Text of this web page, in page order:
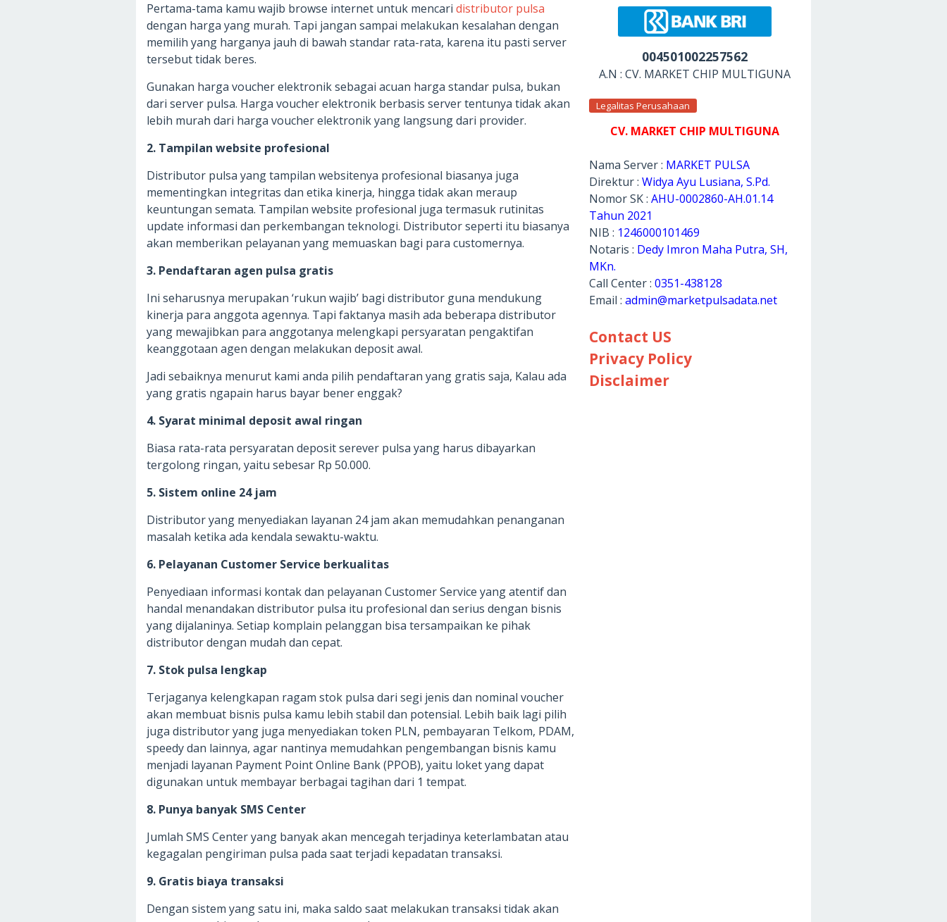
Pertama-tama kamu wajib browse internet untuk mencari distributor pulsa
dengan harga yang murah. Tapi jangan sampai melakukan kesalahan dengan
memilih yang harganya jauh di bawah standar rata-rata, karena itu pasti server
tersebut tidak beres.
Gunakan harga voucher elektronik sebagai acuan harga standar pulsa, bukan
dari server pulsa. Harga voucher elektronik berbasis server tentunya tidak akan
lebih murah dari harga voucher elektronik yang langsung dari provider.
2. Tampilan website profesional
Distributor pulsa yang tampilan websitenya profesional biasanya juga
mementingkan integritas dan etika kinerja, hingga tidak akan meraup
keuntungan semata. Tampilan website profesional juga termasuk rutinitas
update informasi dan perkembangan teknologi. Distributor seperti itu biasanya
akan memberikan pelayanan yang memuaskan bagi para customernya.
3. Pendaftaran agen pulsa gratis
Ini seharusnya merupakan ‘rukun wajib’ bagi distributor guna mendukung
kinerja para anggota agennya. Tapi faktanya masih ada beberapa distributor
yang mewajibkan para anggotanya melengkapi persyaratan pengaktifan
keanggotaan agen dengan melakukan deposit awal.
Jadi sebaiknya menurut kami anda pilih pendaftaran yang gratis saja, Kalau ada
yang gratis ngapain harus bayar bener enggak?
4. Syarat minimal deposit awal ringan
Biasa rata-rata persyaratan deposit serever pulsa yang harus dibayarkan
tergolong ringan, yaitu sebesar Rp 50.000.
5. Sistem online 24 jam
Distributor yang menyediakan layanan 24 jam akan memudahkan penanganan
masalah ketika ada kendala sewaktu-waktu.
6. Pelayanan Customer Service berkualitas
Penyediaan informasi kontak dan pelayanan Customer Service yang atentif dan
handal menandakan distributor pulsa itu profesional dan serius dengan bisnis
yang dijalaninya. Setiap komplain pelanggan bisa tersampaikan ke pihak
distributor dengan mudah dan cepat.
7. Stok pulsa lengkap
Terjaganya kelengkapan ragam stok pulsa dari segi jenis dan nominal voucher
akan membuat bisnis pulsa kamu lebih stabil dan potensial. Lebih baik lagi pilih
juga distributor yang juga menyediakan token PLN, pembayaran Telkom, PDAM,
speedy dan lainnya, agar nantinya memudahkan pengembangan bisnis kamu
menjadi layanan Payment Point Online Bank (PPOB), yaitu loket yang dapat
digunakan untuk membayar berbagai tagihan dari 1 tempat.
8. Punya banyak SMS Center
Jumlah SMS Center yang banyak akan mencegah terjadinya keterlambatan atau
kegagalan pengiriman pulsa pada saat terjadi kepadatan transaksi.
9. Gratis biaya transaksi
Dengan sistem yang satu ini, maka saldo saat melakukan transaksi tidak akan
004501002257562
A.N : CV. MARKET CHIP MULTIGUNA
Legalitas Perusahaan
CV. MARKET CHIP MULTIGUNA
Nama Server : MARKET PULSA
Direktur : Widya Ayu Lusiana, S.Pd.
Nomor SK : AHU-0002860-AH.01.14
Tahun 2021
NIB : 1246000101469
Notaris : Dedy Imron Maha Putra, SH,
MKn.
Call Center : 0351-438128
Email : admin@marketpulsadata.net
Contact US
Privacy Policy
Disclaimer